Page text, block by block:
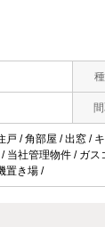
/ 角部屋 / 出窓 /
社管理物件 / ガ
置き場 /